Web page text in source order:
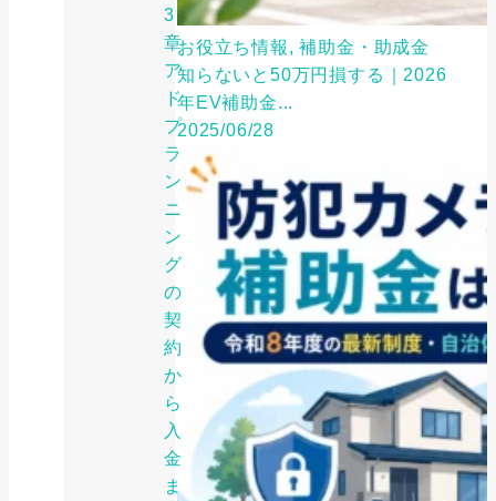
3
章
ア
ド
プ
ラ
ン
ニ
ン
グ
の
契
約
か
ら
入
金
ま
お役立ち情報, 補助金・助成金
知らないと50万円損する｜2026
年EV補助金...
2025/06/28